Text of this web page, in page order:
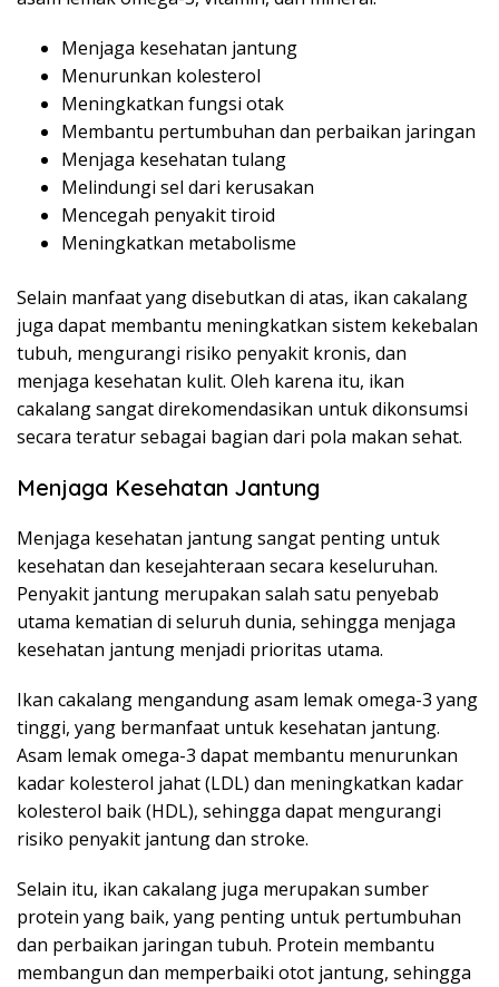
Menjaga kesehatan jantung
Menurunkan kolesterol
Meningkatkan fungsi otak
Membantu pertumbuhan dan perbaikan jaringan
Menjaga kesehatan tulang
Melindungi sel dari kerusakan
Mencegah penyakit tiroid
Meningkatkan metabolisme
Selain manfaat yang disebutkan di atas, ikan cakalang
juga dapat membantu meningkatkan sistem kekebalan
tubuh, mengurangi risiko penyakit kronis, dan
menjaga kesehatan kulit. Oleh karena itu, ikan
cakalang sangat direkomendasikan untuk dikonsumsi
secara teratur sebagai bagian dari pola makan sehat.
Menjaga Kesehatan Jantung
Menjaga kesehatan jantung sangat penting untuk
kesehatan dan kesejahteraan secara keseluruhan.
Penyakit jantung merupakan salah satu penyebab
utama kematian di seluruh dunia, sehingga menjaga
kesehatan jantung menjadi prioritas utama.
Ikan cakalang mengandung asam lemak omega-3 yang
tinggi, yang bermanfaat untuk kesehatan jantung.
Asam lemak omega-3 dapat membantu menurunkan
kadar kolesterol jahat (LDL) dan meningkatkan kadar
kolesterol baik (HDL), sehingga dapat mengurangi
risiko penyakit jantung dan stroke.
Selain itu, ikan cakalang juga merupakan sumber
protein yang baik, yang penting untuk pertumbuhan
dan perbaikan jaringan tubuh. Protein membantu
membangun dan memperbaiki otot jantung, sehingga